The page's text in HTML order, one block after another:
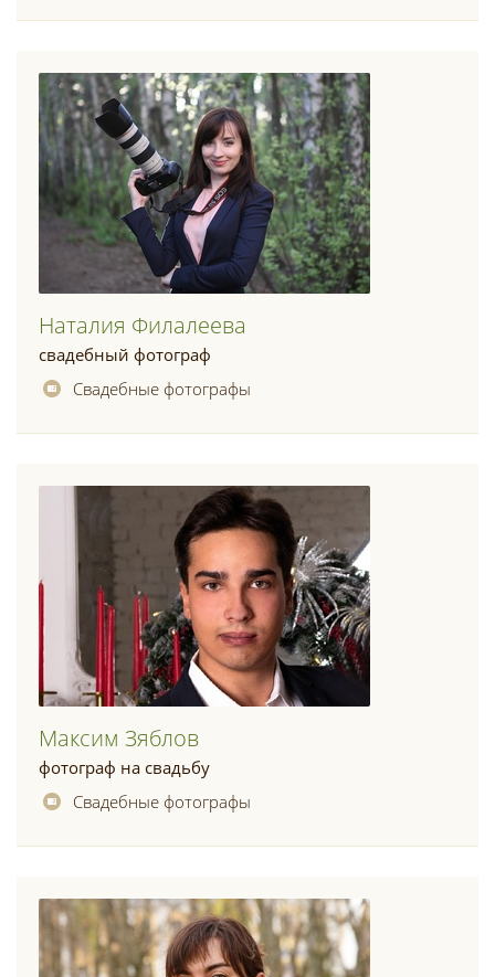
Наталия Филалеева
свадебный фотограф
Свадебные фотографы
Максим Зяблов
фотограф на свадьбу
Свадебные фотографы